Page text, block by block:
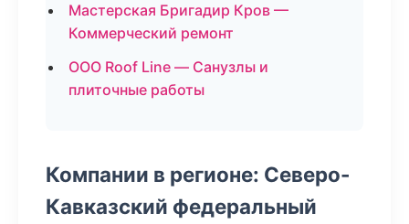
Мастерская Бригадир Кров —
Коммерческий ремонт
ООО Roof Line — Санузлы и
плиточные работы
Компании в регионе: Северо-
Кавказский федеральный